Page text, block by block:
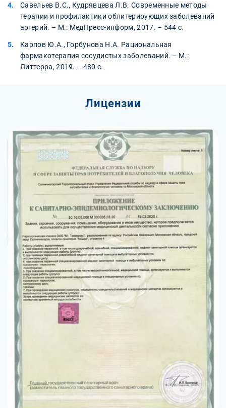
Савельев В.С., Кудрявцева Л.В. Современные методы
терапии и профилактики облитерирующих заболеваний
артерий. – М.: МедПресс-информ, 2017. – 544 с.
Карпов Ю.А., Горбунова Н.А. Рациональная
фармакотерапия сосудистых заболеваний. – М.:
Литтерра, 2019. – 480 с.
Лицензии